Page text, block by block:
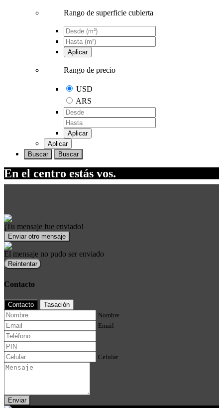
Rango de superficie cubierta
Aplicar
Rango de precio
USD
ARS
Aplicar
Aplicar
Buscar
Buscar
En el centro estás vos.
¡Tu mensaje fue enviado!
Enviar otro mensaje
El mensaje no pudo ser enviado
Reintentar
Contacto
Contacto
Tasación
Nombre
Email
Celular
Enviar